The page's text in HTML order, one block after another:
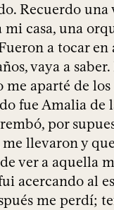
Recuerdo una
mi casa, una
a tocar en
vaya a
me aparté de los
fue Amalia de
por
llevaron y
ver a aquella
acercando al
me perdí;